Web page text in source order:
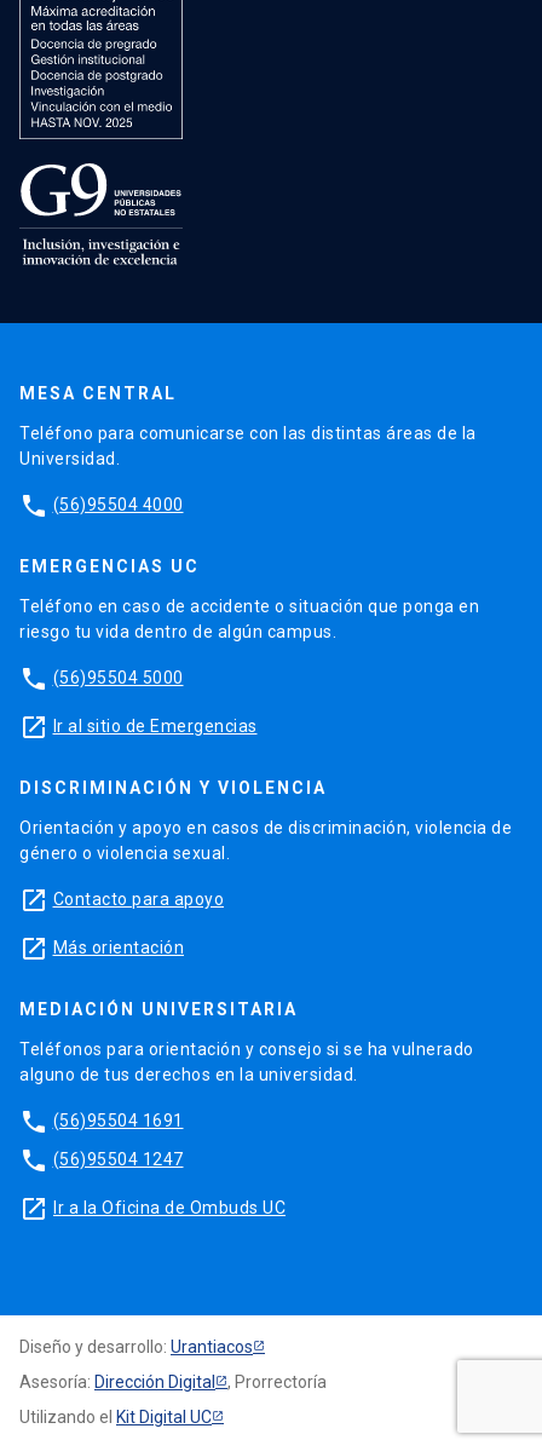
MESA CENTRAL
Teléfono para comunicarse con las distintas áreas de la
Universidad.
phone (56)95504 4000
EMERGENCIAS UC
Teléfono en caso de accidente o situación que ponga en
riesgo tu vida dentro de algún campus.
phone (56)95504 5000
launch Ir al sitio de Emergencias
DISCRIMINACIÓN Y VIOLENCIA
Orientación y apoyo en casos de discriminación, violencia de
género o violencia sexual.
launch Contacto para apoyo
launch Más orientación
MEDIACIÓN UNIVERSITARIA
Teléfonos para orientación y consejo si se ha vulnerado
alguno de tus derechos en la universidad.
phone (56)95504 1691
phone (56)95504 1247
launch Ir a la Oficina de Ombuds UC
Diseño y desarrollo: Urantiacos
Asesoría: Dirección Digital
, Prorrectoría
Utilizando el Kit Digital UC